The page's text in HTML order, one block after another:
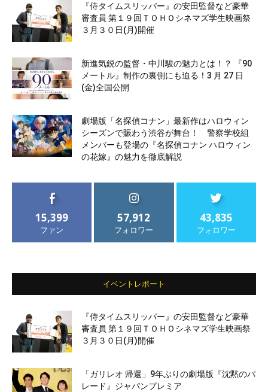
『侍タイムスリッパー』の安田監督など豪華
審査員 第１９回ＴＯＨＯシネマズ学生映画祭
３月３０日(月)開催
新進気鋭の監督・中川駿の魅力とは！？ 『90
メートル』制作の裏側にも迫る！3 月 27 日
(金)全国公開
劇場版「名探偵コナン」最新作はハロウィン
シーズンで賑わう渋谷が舞台！ 警察学校組
メンバーも登場の『名探偵コナン ハロウィン
の花嫁』の魅力を徹底解説
15,399
ファン
57,912
フォロワー
43,835
フォロワー
イベントレポート
『侍タイムスリッパー』の安田監督など豪華
審査員 第１９回ＴＯＨＯシネマズ学生映画祭
３月３０日(月)開催
「ガリレオ 帰還」9年ぶりの劇場版『沈黙のパ
レード』ジャパンプレミア